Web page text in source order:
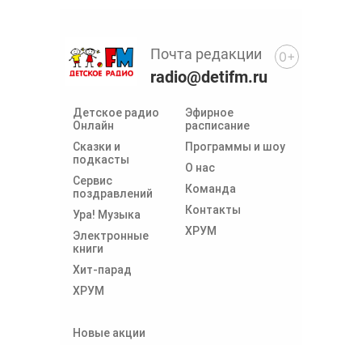
Детское радио
Онлайн
Сказки и
подкасты
Сервис
поздравлений
Ура! Музыка
Электронные
книги
Хит-парад
ХРУМ
Эфирное
расписание
Программы и шоу
О нас
Команда
Контакты
ХРУМ
Новые акции
Почта редакции
radio@detifm.ru
0+